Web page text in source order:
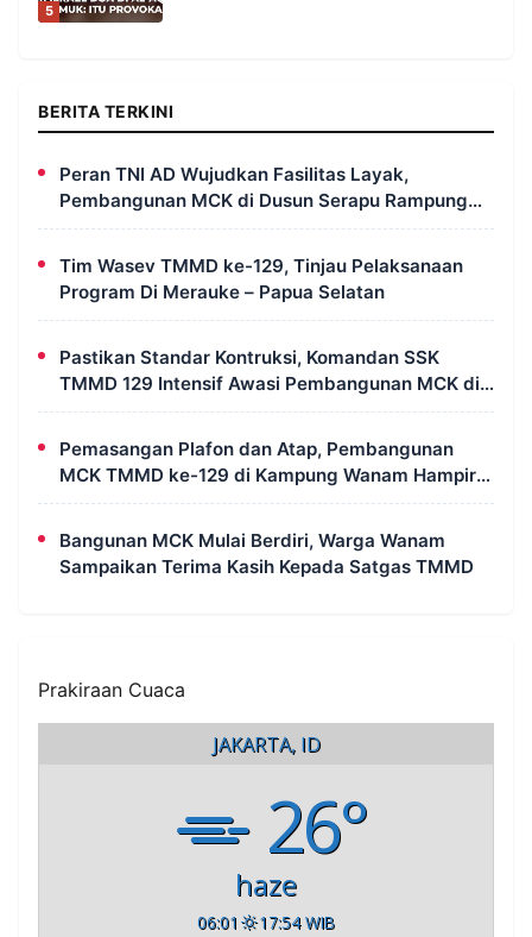
5
BERITA TERKINI
Peran TNI AD Wujudkan Fasilitas Layak,
Pembangunan MCK di Dusun Serapu Rampung
Dikerjakan
Tim Wasev TMMD ke-129, Tinjau Pelaksanaan
Program Di Merauke – Papua Selatan
Pastikan Standar Kontruksi, Komandan SSK
TMMD 129 Intensif Awasi Pembangunan MCK di
Wanam
Pemasangan Plafon dan Atap, Pembangunan
MCK TMMD ke-129 di Kampung Wanam Hampir
Rampung
Bangunan MCK Mulai Berdiri, Warga Wanam
Sampaikan Terima Kasih Kepada Satgas TMMD
Prakiraan Cuaca
JAKARTA, ID
26°
haze
06:01 17:54 WIB